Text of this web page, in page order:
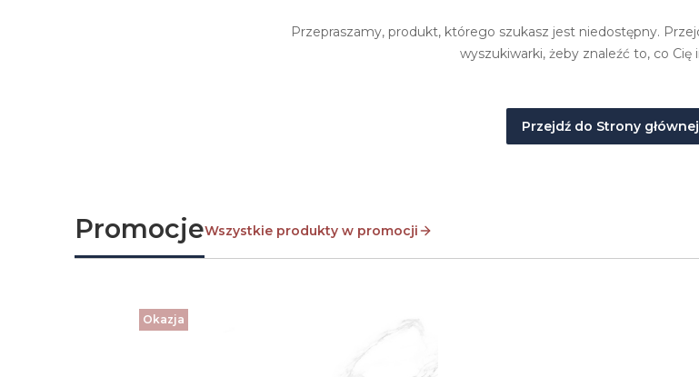
Przepraszamy, produkt, którego szukasz jest niedostępny.
wyszukiwarki, żeby znaleźć to, co Cię
Przejdź do Strony głównej
PromocjeWszystkie produkty w promocji
Okazja